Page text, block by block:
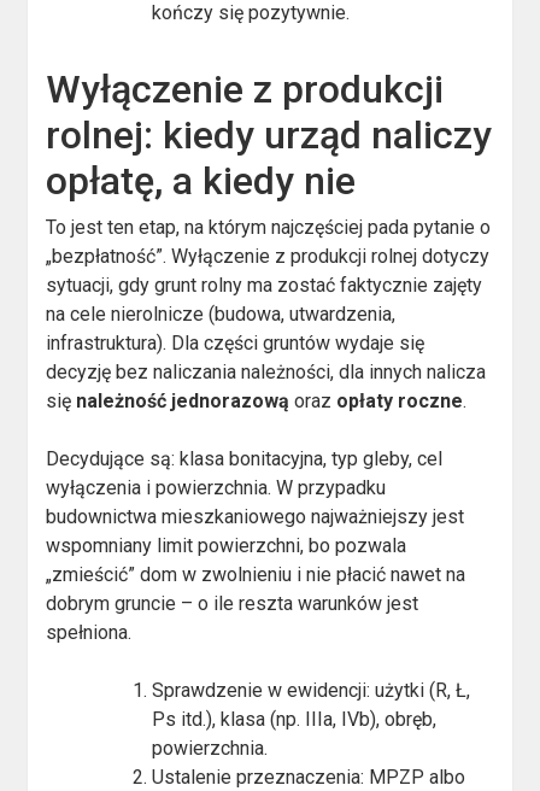
kończy się pozytywnie.
Wyłączenie z produkcji
rolnej: kiedy urząd naliczy
opłatę, a kiedy nie
To jest ten etap, na którym najczęściej pada pytanie o
„bezpłatność”. Wyłączenie z produkcji rolnej dotyczy
sytuacji, gdy grunt rolny ma zostać faktycznie zajęty
na cele nierolnicze (budowa, utwardzenia,
infrastruktura). Dla części gruntów wydaje się
decyzję bez naliczania należności, dla innych nalicza
się należność jednorazową oraz opłaty roczne.
Decydujące są: klasa bonitacyjna, typ gleby, cel
wyłączenia i powierzchnia. W przypadku
budownictwa mieszkaniowego najważniejszy jest
wspomniany limit powierzchni, bo pozwala
„zmieścić” dom w zwolnieniu i nie płacić nawet na
dobrym gruncie – o ile reszta warunków jest
spełniona.
Sprawdzenie w ewidencji: użytki (R, Ł,
Ps itd.), klasa (np. IIIa, IVb), obręb,
powierzchnia.
Ustalenie przeznaczenia: MPZP albo